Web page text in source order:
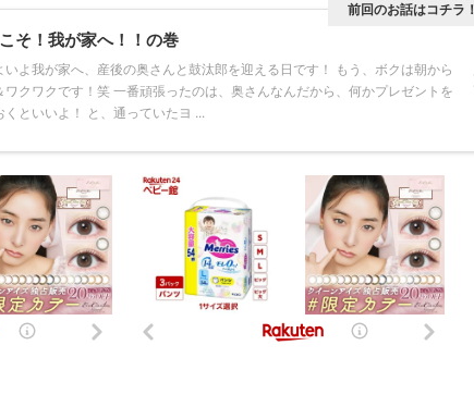
そ！我が家へ！！の巻
いよ我が家へ、産後の奥さんと鼓汰郎を迎える日です！ もう、ボクは朝から
ワクワクです！笑 一番頑張ったのは、奥さんなんだから、何かプレゼントを
くといいよ！ と、通っていたヨ ...
前回のお話はコチラ！